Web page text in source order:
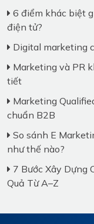
6 điểm khác biệt
điện tử?
Digital marketing
Marketing và PR
tiết
Marketing
chuẩn B2B
So sánh E
như thế nào?
7 Bước Xây Dựng
Quả Từ A–Z